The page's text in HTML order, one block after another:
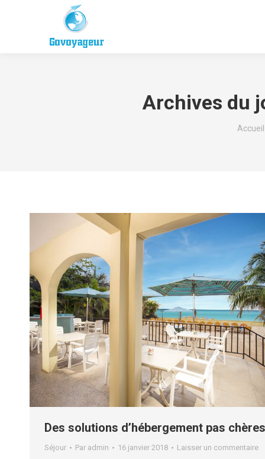
Archives du
Vous
Accueil
Des solutions d’hébergement pas chères
Séjour Par admin 16 janvier 2018 Laisser un commentaire